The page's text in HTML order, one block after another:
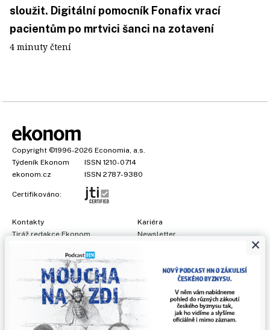
sloužit. Digitální pomocník Fonafix vrací
pacientům po mrtvici šanci na zotavení
4 minuty čtení
Copyright ©1996-2026 Economia, a.s.
Týdeník Ekonom
ISSN 1210-0714
ekonom.cz
ISSN 2787-9380
Certifikováno:
Kontakty
Tiráž redakce Ekonom
Kariéra
Newsletter
Prohlášení o cookies
Nastavení soukromí
Ochrana osobních údajů
Inzerce
, obchodní garant:Adéla Formáčková,+420 739 500 832
×